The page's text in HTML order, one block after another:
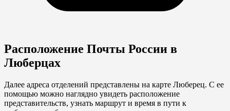
Расположение Почты России в
Люберцах
Далее адреса отделений представлены на карте Люберец. С ее
помощью можно наглядно увидеть расположение
представительств, узнать маршрут и время в пути к